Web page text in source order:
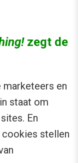
zegt de
en
staat om
En
cookies stellen